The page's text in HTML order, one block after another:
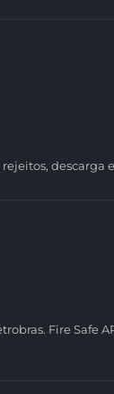
rejeitos, descarga
Fire Safe